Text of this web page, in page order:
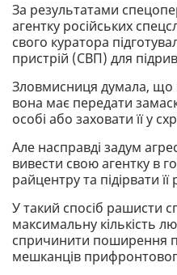
За результатами
агентку російських
свого куратора
пристрій (СВП) для
Зловмисниця думала, що
вона має передати
особі або заховати її у
Але насправді задум
вивести свою агентку в
райцентру та підірвати
У такий спосіб рашисти
максимальну кількість
спричинити поширення
мешканців